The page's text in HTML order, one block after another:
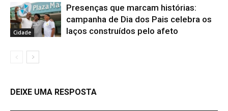
Cidade
Presenças que marcam histórias:
campanha de Dia dos Pais celebra os
laços construídos pelo afeto
DEIXE UMA RESPOSTA